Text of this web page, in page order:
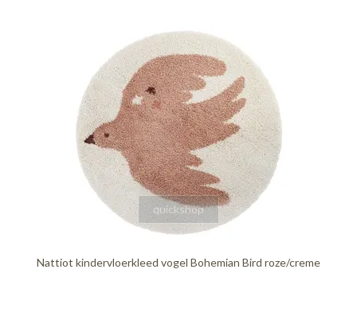
quickshop
Nattiot kindervloerkleed vogel Bohemian Bird roze/creme